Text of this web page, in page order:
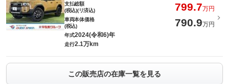
支払総額
(税込)(リ済込)
799.7万円
車両本体価格
(税込)
790.9万円
年式2024(令和6)年
走行2.1万km
この販売店の在庫一覧を見る